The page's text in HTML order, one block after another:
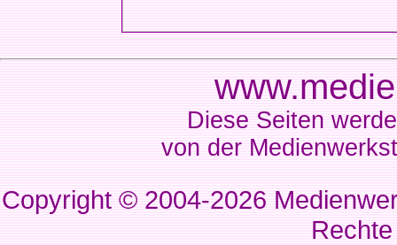
Diese Seiten
von der
Copyright © 2004-2026